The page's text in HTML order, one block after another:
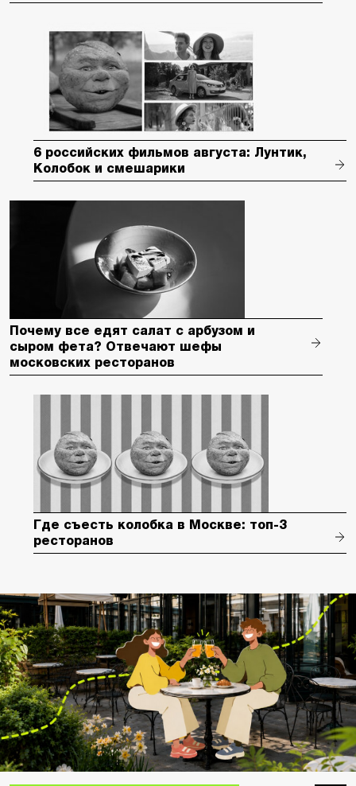
6 российских фильмов августа: Лунтик,
Колобок и смешарики
Почему все едят салат с арбузом и
сыром фета? Отвечают шефы
московских ресторанов
Где съесть колобка в Москве: топ-3
ресторанов